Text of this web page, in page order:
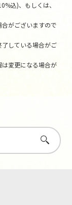
込)、もしくは、
がございますので
している場合がご
変更になる場合が
さがす